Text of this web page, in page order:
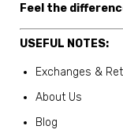
Feel the
USEFUL NOTES:
Exchanges &
About Us
Blog